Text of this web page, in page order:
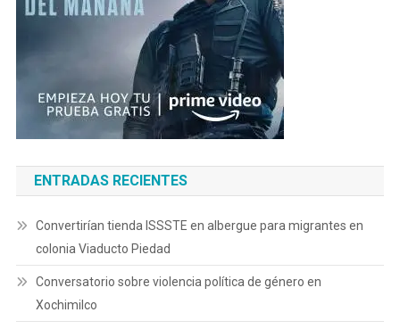
ENTRADAS RECIENTES
Convertirían tienda ISSSTE en albergue para migrantes en
colonia Viaducto Piedad
Conversatorio sobre violencia política de género en
Xochimilco